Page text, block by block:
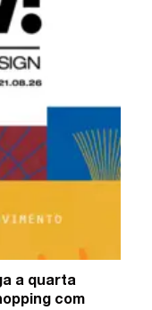
a quarta
com